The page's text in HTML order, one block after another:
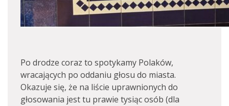
Po drodze coraz to spotykamy Polaków,
wracających po oddaniu głosu do miasta.
Okazuje się, że na liście uprawnionych do
głosowania jest tu prawie tysiąc osób (dla